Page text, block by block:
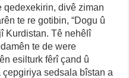
qedexekirin, divê ziman
te re gotibin, “Dogu û
Kurdistan. Tê nehêlî
te de were
esilturk fêrî çand û
sedsala bîstan a